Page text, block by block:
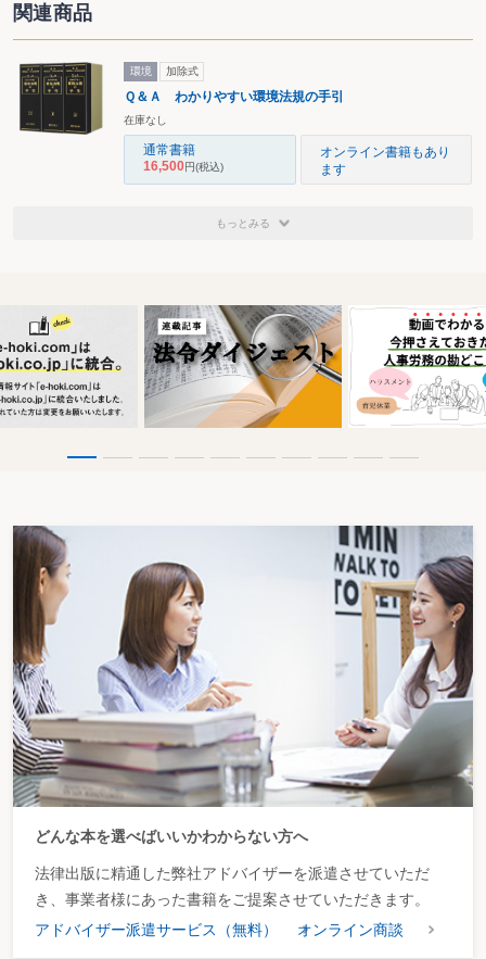
関連商品
環境 加除式
Ｑ＆Ａ わかりやすい環境法規の手引
在庫なし
通常書籍
16,500円(税込)
オンライン書籍もあり
ます
もっとみる
どんな本を選べばいいかわからない方へ
法律出版に精通した弊社アドバイザーを派遣させていただ
き、事業者様にあった書籍をご提案させていただきます。
アドバイザー派遣サービス（無料）
オンライン商談